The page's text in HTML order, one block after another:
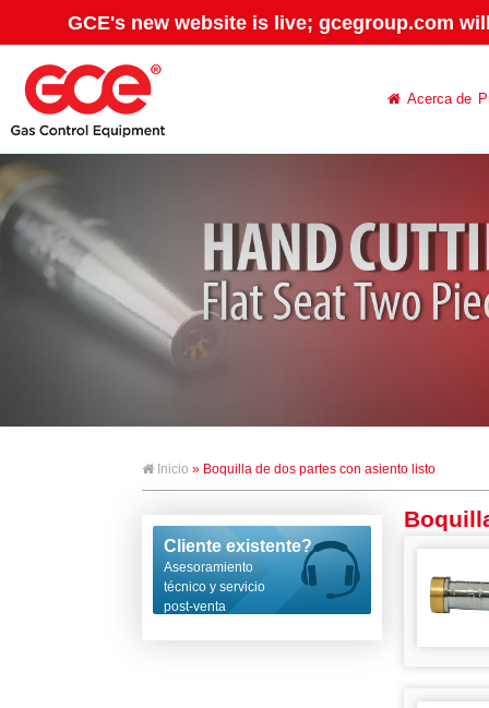
GCE's new website is live; gcegroup.com
Acerca de
Inicio » Boquilla de dos partes con asiento listo
Cliente existente?
Asesoramiento
técnico y servicio
post-venta